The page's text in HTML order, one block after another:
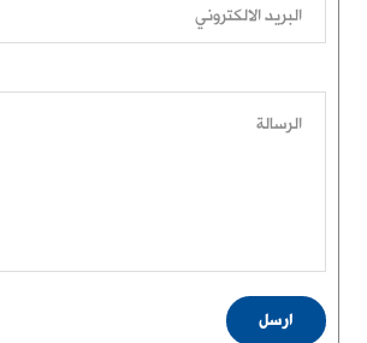
البريد الالكتروني
الرسالة
ارسل